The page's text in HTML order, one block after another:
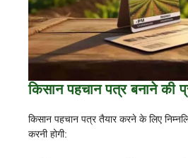
किसान पहचान पत्र बनाने की
किसान पहचान पत्र तैयार करने के लिए
करनी होगी: